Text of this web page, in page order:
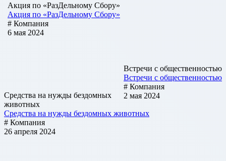
Акция по «РазДельному Сбору»
Акция по «РазДельному Сбору»
# Компания
6 мая 2024
Встречи с общественностью
Встречи с общественностью
# Компания
2 мая 2024
Средства на нужды бездомных
животных
Средства на нужды бездомных животных
# Компания
26 апреля 2024